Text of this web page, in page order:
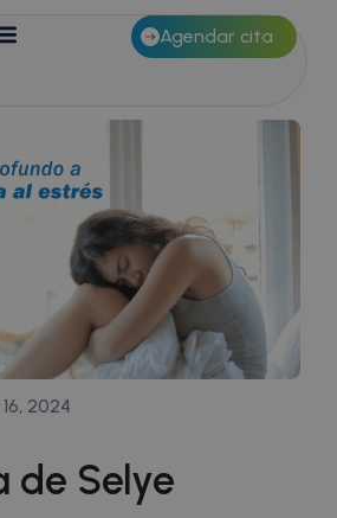
Agendar cita
2024
de Selye